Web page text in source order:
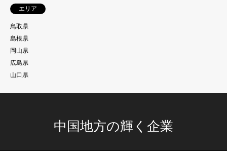
エリア
鳥取県
島根県
岡山県
広島県
山口県
中国地方の輝く企業